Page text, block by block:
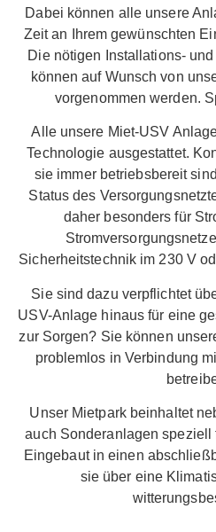
Dabei können alle unsere
Zeit an Ihrem gewünschten
Die nötigen Installations-
können auf Wunsch von
vorgenommen werden.
Alle unsere Miet-USV
Technologie ausgestattet.
sie immer betriebsbereit
Status des
daher besonders für
Sicherheitstechnik im 230 V
Sie sind dazu verpflichtet
USV-Anlage hinaus für eine
zur Sorgen? Sie können
problemlos in Verbindung
Unser Mietpark beinhaltet
auch Sonderanlagen speziell
Eingebaut in einen
sie über eine